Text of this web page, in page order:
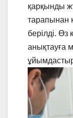
қарқынды
тарапынан
берілді. Өз
анықтауға